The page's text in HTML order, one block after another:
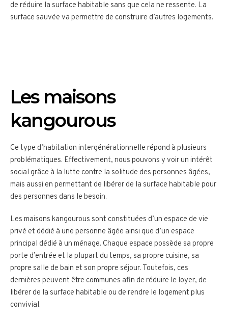
de réduire la surface habitable sans que cela ne ressente. La
surface sauvée va permettre de construire d’autres logements.
Les maisons
kangourous
Ce type d’habitation intergénérationnelle répond à plusieurs
problématiques. Effectivement, nous pouvons y voir un intérêt
social grâce à la lutte contre la solitude des personnes âgées,
mais aussi en permettant de libérer de la surface habitable pour
des personnes dans le besoin.
Les maisons kangourous sont constituées d’un espace de vie
privé et dédié à une personne âgée ainsi que d’un espace
principal dédié à un ménage. Chaque espace possède sa propre
porte d’entrée et la plupart du temps, sa propre cuisine, sa
propre salle de bain et son propre séjour. Toutefois, ces
dernières peuvent être communes afin de réduire le loyer, de
libérer de la surface habitable ou de rendre le logement plus
convivial.